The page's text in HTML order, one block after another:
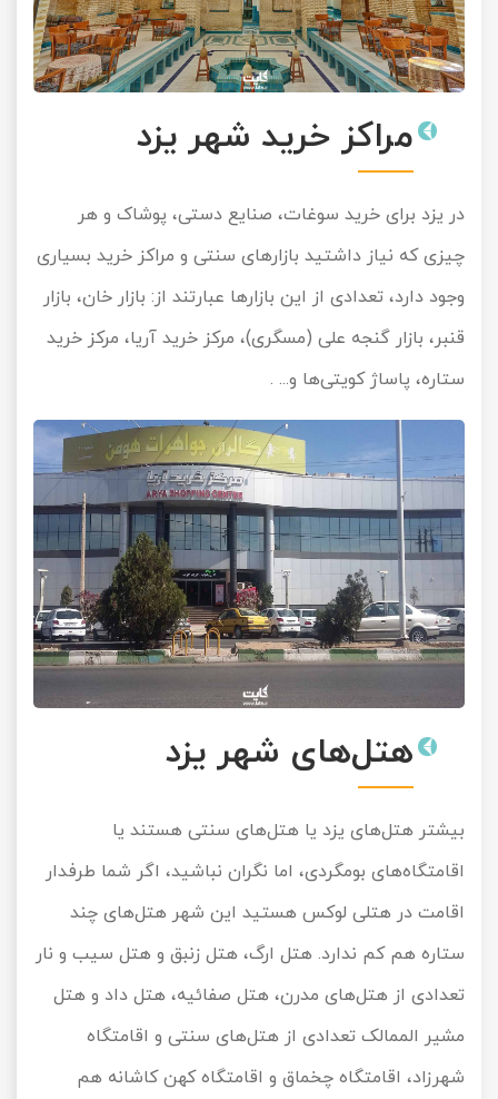
مراکز خرید شهر یزد
در یزد برای خرید سوغات، صنایع دستی، پوشاک و هر
چیزی که نیاز داشتید بازارهای سنتی و مراکز خرید بسیاری
وجود دارد، تعدادی از این بازارها عبارتند از: بازار خان، بازار
قنبر، بازار گنجه علی (مسگری)، مرکز خرید آریا، مرکز خرید
ستاره، پاساژ کویتی‌ها و... .
هتل‌های شهر یزد
بیشتر هتل‌های یزد یا هتل‌های سنتی هستند یا
اقامتگاه‌های بومگردی، اما نگران نباشید، اگر شما طرفدار
اقامت در هتلی لوکس هستید این شهر هتل‌های چند
ستاره هم کم ندارد. هتل ارگ، هتل زنبق و هتل سیب و نار
تعدادی از هتل‌های مدرن، هتل صفائیه، هتل داد و هتل
مشیر الممالک تعدادی از هتل‌های سنتی و اقامتگاه
شهرزاد، اقامتگاه چخماق و اقامتگاه کهن کاشانه هم